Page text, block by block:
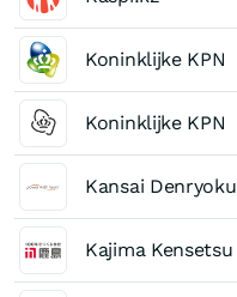
Koninklijke KPN
Koninklijke KPN
Kansai Denryoku
Kajima Kensetsu